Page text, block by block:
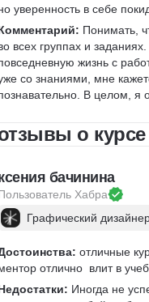
уверенность в себе
Понимать,
всех группах и
жизнь с
со знаниями, мне
В целом, я
о курсе
бачинина
Хабра
Графический
отличные
отлично  влит в
Иногда не